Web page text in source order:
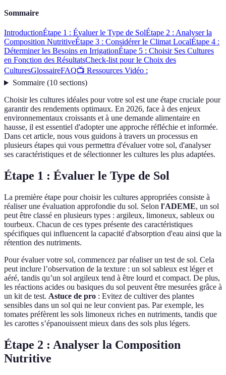
Sommaire
IntroductionÉtape 1 : Évaluer le Type de SolÉtape 2 : Analyser la
Composition NutritiveÉtape 3 : Considérer le Climat LocalÉtape 4 :
Déterminer les Besoins en IrrigationÉtape 5 : Choisir Ses Cultures
en Fonction des RésultatsCheck-list pour le Choix des
CulturesGlossaireFAQ📺 Ressources Vidéo :
Sommaire(10 sections)
Choisir les cultures idéales pour votre sol est une étape cruciale pour
garantir des rendements optimaux. En 2026, face à des enjeux
environnementaux croissants et à une demande alimentaire en
hausse, il est essentiel d'adopter une approche réfléchie et informée.
Dans cet article, nous vous guidons à travers un processus en
plusieurs étapes qui vous permettra d'évaluer votre sol, d'analyser
ses caractéristiques et de sélectionner les cultures les plus adaptées.
Étape 1 : Évaluer le Type de Sol
La première étape pour choisir les cultures appropriées consiste à
réaliser une évaluation approfondie du sol. Selon l'ADEME, un sol
peut être classé en plusieurs types : argileux, limoneux, sableux ou
tourbeux. Chacun de ces types présente des caractéristiques
spécifiques qui influencent la capacité d'absorption d'eau ainsi que la
rétention des nutriments.
Pour évaluer votre sol, commencez par réaliser un test de sol. Cela
peut inclure l’observation de la texture : un sol sableux est léger et
aéré, tandis qu’un sol argileux tend à être lourd et compact. De plus,
les réactions acides ou basiques du sol peuvent être mesurées grâce à
un kit de test. Astuce de pro : Evitez de cultiver des plantes
sensibles dans un sol qui ne leur convient pas. Par exemple, les
tomates préfèrent les sols limoneux riches en nutriments, tandis que
les carottes s’épanouissent mieux dans des sols plus légers.
Étape 2 : Analyser la Composition
Nutritive